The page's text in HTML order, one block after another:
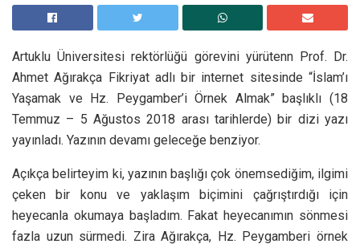
Artuklu Üniversitesi rektörlüğü görevini yürütenn Prof. Dr.
Ahmet Ağırakça Fikriyat adlı bir internet sitesinde “İslam’ı
Yaşamak ve Hz. Peygamber’i Örnek Almak” başlıklı (18
Temmuz – 5 Ağustos 2018 arası tarihlerde) bir dizi yazı
yayınladı. Yazının devamı geleceğe benziyor.
Açıkça belirteyim ki, yazının başlığı çok önemsediğim, ilgimi
çeken bir konu ve yaklaşım biçimini çağrıştırdığı için
heyecanla okumaya başladım. Fakat heyecanımın sönmesi
fazla uzun sürmedi. Zira Ağırakça, Hz. Peygamberi örnek